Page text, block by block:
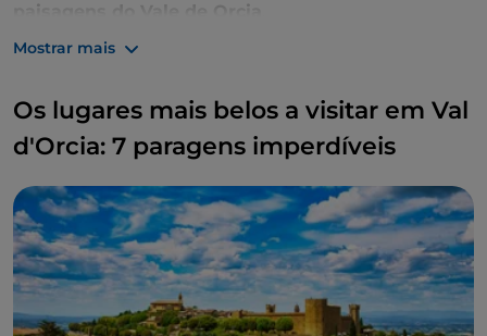
paisagens do Vale de Orcia
O local da UNESCO também inclui Pienza.
Mostrar mais
Os lugares mais belos a visitar em Val
d'Orcia: 7 paragens imperdíveis